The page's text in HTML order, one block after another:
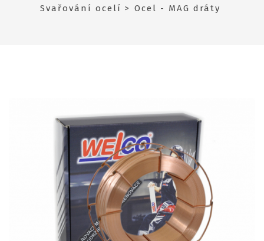
Svařování ocelí
Ocel - MAG dráty